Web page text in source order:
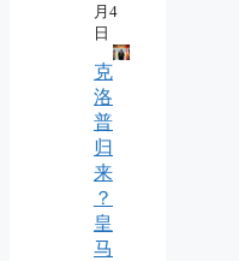
月4
日
克
洛
普
归
来
？
皇
马